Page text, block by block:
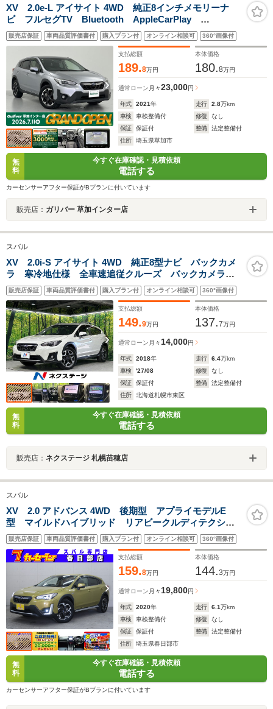
レコーダー 前後/ヘッ
ドランプ LED
ホイール 電
ングシステ
リングリモコ
フロアマット
XV 2.0e-L アイサイト 4WD 純正8インチメモリーナ
ビ フルセグTV Bluetooth AppleCarPlay
AndroidAuto 追従型クルコン ブラインドスポットモ
ニター X-MODE パドルシフト 前席パワーシート
販売店保証 車両品質評価書付 購入プラン付 オンライン相談可 360°画像付
支払総額
189.8万円
本体価格
180.8万円
通常ローン 月々23,000円
年式 2021年 走行 2.8万km
車検
車検整備付 修復
なし
保証
保証付 整備
法定整備付
住所
埼玉県草加市
無
料
今すぐ在庫確認・見積依頼
電話する
カーセンサーアフター保証がBプランに付いています
販売店： ガリバー 草加インター店
スバル
XV 2.0i-S アイサイト 4WD 純正8型ナビ バックカメ
ラ 寒冷地仕様 全車速追従クルーズ バックカメラ
リアビークディティクション パワーシート LEDヘッ
ド ルーフレール 純正18インチアルミ オートエアコ
ン Bluetooth
販売店保証 車両品質評価書付 購入プラン付 オンライン相談可 360°画像付
支払総額
149.9万円
本体価格
137.7万円
通常ローン 月々 14,000円
年式 2018年 走行 6.4万km
車検
'27/08 修復
なし
保証
保証付 整備
法定整備付
住所
北海道札幌市東区
無
料
今すぐ在庫確認・見積依頼
電話する
販売店： ネクステージ 札幌苗穂店
スバル
XV 2.0 アドバンス 4WD 後期型 アプライモデルE
型 マイルドハイブリッド リアビークルディテクショ
ン 純正メモリーナビ バックカメラ フロントカメ
ラ サイドカメラ スマートキー Bluetoothオーディ
オ フルセグTV
販売店保証 車両品質評価書付 購入プラン付 オンライン相談可 360°画像付
支払総額
159.8万円
本体価格
144.3万円
通常ローン 月々 19,800円
年式 2020年 走行 6.1万km
車検
車検整備付 修復
なし
保証
保証付 整備
法定整備付
住所
埼玉県春日部市
無
料
今すぐ在庫確認・見積依頼
電話する
カーセンサーアフター保証がBプランに付いています